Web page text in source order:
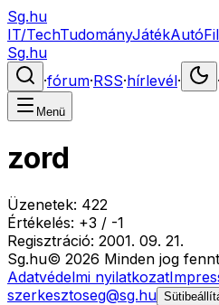
Sg.hu
IT/TechTudományJátékAutó
Sg.hu
·fórum·RSS·hírlevél· ·
Menü
zord
Üzenetek: 422
Értékelés: +3 / -1
Regisztráció: 2001. 09. 21.
Sg.hu© 2026 Minden jog
Adatvédelmi nyilatkozat
szerkesztoseg@sg.hu